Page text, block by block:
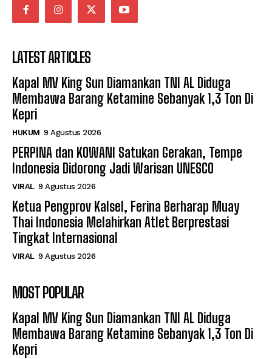
LATEST ARTICLES
Kapal MV King Sun Diamankan TNI AL Diduga
Membawa Barang Ketamine Sebanyak 1,3 Ton Di
Kepri
HUKUM 9 Agustus 2026
PERPINA dan KOWANI Satukan Gerakan, Tempe
Indonesia Didorong Jadi Warisan UNESCO
VIRAL 9 Agustus 2026
Ketua Pengprov Kalsel, Ferina Berharap Muay
Thai Indonesia Melahirkan Atlet Berprestasi
Tingkat Internasional
VIRAL 9 Agustus 2026
MOST POPULAR
Kapal MV King Sun Diamankan TNI AL Diduga
Membawa Barang Ketamine Sebanyak 1,3 Ton Di
Kepri